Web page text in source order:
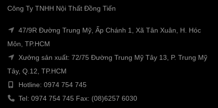
Công Ty TNHH Nội Thất Đồng Tiến
47/9R Đường Trung Mỹ, Ấp Chánh 1, Xã Tân Xuân, H. Hóc
Môn, TP.HCM
Xưởng sản xuất: 72/75 Đường Trung Mỹ Tây 13, P. Trung Mỹ
Tây, Q.12, TP.HCM
Hotline: 0974 754 745
Tel: 0974 754 745 Fax: (08)6257 6030